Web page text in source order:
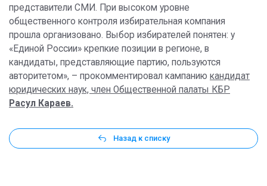
представители СМИ. При высоком уровне
общественного контроля избирательная компания
прошла организовано. Выбор избирателей понятен: у
«Единой России» крепкие позиции в регионе, в
кандидаты, представляющие партию, пользуются
авторитетом», – прокомментировал кампанию кандидат
юридических наук, член Общественной палаты КБР
Расул Караев.
Назад к списку